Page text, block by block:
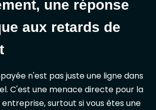
une réponse
aux retards de
n'est pas juste une ligne dans
C'est une menace directe pour la
surtout si vous êtes une